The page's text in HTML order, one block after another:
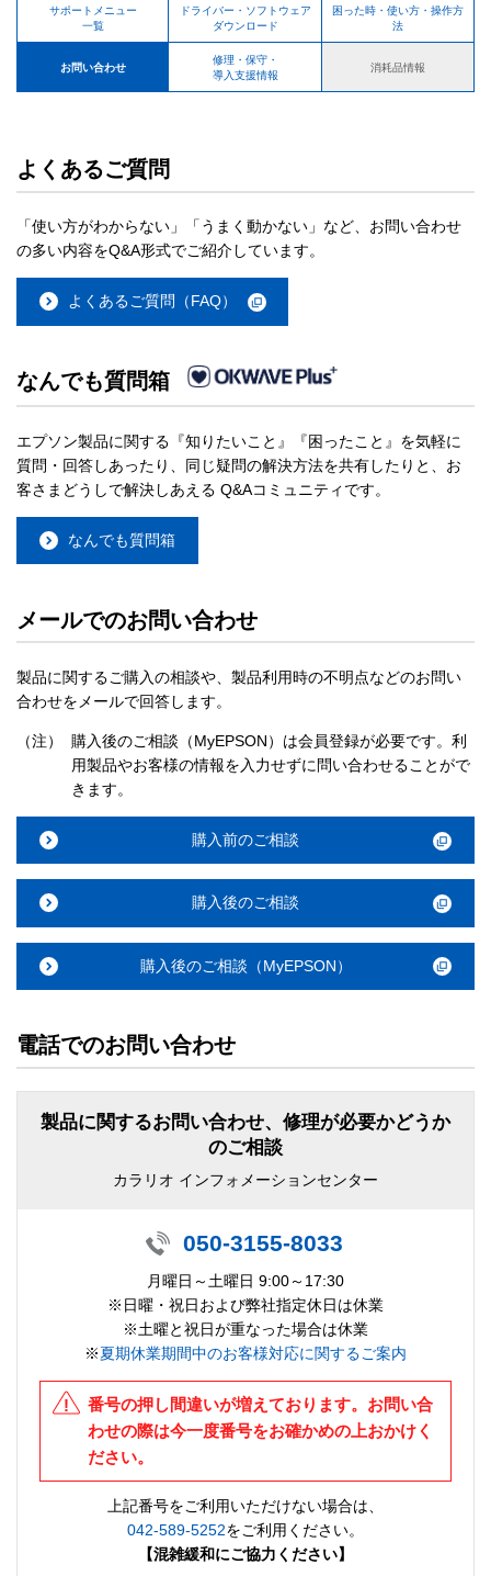
サポートメニュー
一覧
ドライバー・ソフトウェア
ダウンロード
困った時・使い方・操作方
法
お問い合わせ
修理・保守・
導入支援情報
消耗品情報
よくあるご質問
「使い方がわからない」「うまく動かない」など、お問い合わせ
の多い内容をQ&A形式でご紹介しています。
よくあるご質問（FAQ）
なんでも質問箱
エプソン製品に関する『知りたいこと』『困ったこと』を気軽に
質問・回答しあったり、同じ疑問の解決方法を共有したりと、お
客さまどうしで解決しあえる Q&Aコミュニティです。
なんでも質問箱
メールでのお問い合わせ
製品に関するご購入の相談や、製品利用時の不明点などのお問い
合わせをメールで回答します。
（注）
購入後のご相談（MyEPSON）は会員登録が必要です。利
用製品やお客様の情報を入力せずに問い合わせることがで
きます。
購入前のご相談
購入後のご相談
購入後のご相談（MyEPSON）
電話でのお問い合わせ
製品に関するお問い合わせ、修理が必要かどうか
のご相談
カラリオ インフォメーションセンター
050-3155-8033
月曜日～土曜日 9:00～17:30
※日曜・祝日および弊社指定休日は休業
※土曜と祝日が重なった場合は休業
※夏期休業期間中のお客様対応に関するご案内
番号の押し間違いが増えております。お問い合
わせの際は今一度番号をお確かめの上おかけく
ださい。
上記番号をご利用いただけない場合は、
042-589-5252をご利用ください。
【混雑緩和にご協力ください】